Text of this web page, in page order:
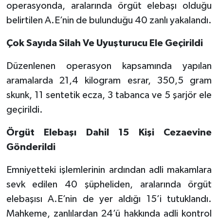
operasyonda, aralarında örgüt elebaşı olduğu
belirtilen A.E’nin de bulunduğu 40 zanlı yakalandı.
Çok Sayıda Silah Ve Uyuşturucu Ele Geçirildi
Düzenlenen operasyon kapsamında yapılan
aramalarda 21,4 kilogram esrar, 350,5 gram
skunk, 11 sentetik ecza, 3 tabanca ve 5 şarjör ele
geçirildi.
Örgüt Elebaşı Dahil 15 Kişi Cezaevine
Gönderildi
Emniyetteki işlemlerinin ardından adli makamlara
sevk edilen 40 şüpheliden, aralarında örgüt
elebaşısı A.E’nin de yer aldığı 15’i tutuklandı.
Mahkeme, zanlılardan 24’ü hakkında adli kontrol